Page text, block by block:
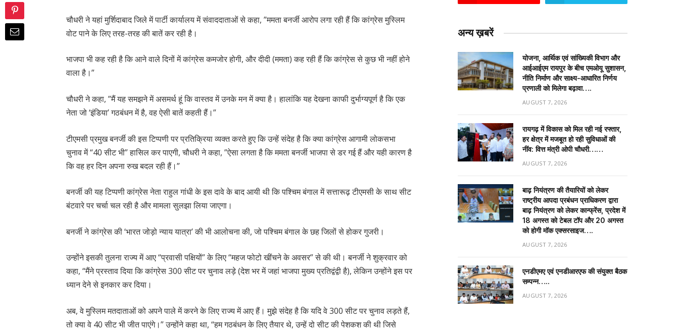
चौधरी ने यहां मुर्शिदाबाद जिले में पार्टी कार्यालय में संवाददाताओं से कहा, ”ममता बनर्जी आरोप लगा रही हैं कि कांग्रेस मुस्लिम
वोट पाने के लिए तरह-तरह की बातें कर रही है।
भाजपा भी कह रही है कि आने वाले दिनों में कांग्रेस कमजोर होगी, और दीदी (ममता) कह रही हैं कि कांग्रेस से कुछ भी नहीं होने
वाला है।”
चौधरी ने कहा, ”मैं यह समझने में असमर्थ हूं कि वास्तव में उनके मन में क्या है। हालांकि यह देखना काफी दुर्भाग्यपूर्ण है कि एक
नेता जो ‘इंडिया’ गठबंधन में है, वह ऐसी बातें कहती हैं।”
टीएमसी प्रमुख बनर्जी की इस टिप्पणी पर प्रतिक्रिया व्यक्त करते हुए कि उन्हें संदेह है कि क्या कांग्रेस आगामी लोकसभा
चुनाव में “40 सीट भी” हासिल कर पाएगी, चौधरी ने कहा, ”ऐसा लगता है कि ममता बनर्जी भाजपा से डर गई हैं और यही कारण है
कि वह हर दिन अपना रुख बदल रही हैं।”
बनर्जी की यह टिप्पणी कांग्रेस नेता राहुल गांधी के इस दावे के बाद आयी थी कि पश्चिम बंगाल में सत्तारूढ़ टीएमसी के साथ सीट
बंटवारे पर चर्चा चल रही है और मामला सुलझा लिया जाएगा।
बनर्जी ने कांग्रेस की ‘भारत जोड़ो न्याय यात्रा’ की भी आलोचना की, जो पश्चिम बंगाल के छह जिलों से होकर गुजरी।
उन्होंने इसकी तुलना राज्य में आए “प्रवासी पक्षियों” के लिए “महज फोटो खींचने के अवसर” से की थी। बनर्जी ने शुक्रवार को
कहा, “मैंने प्रस्ताव दिया कि कांग्रेस 300 सीट पर चुनाव लड़े (देश भर में जहां भाजपा मुख्य प्रतिद्वंद्वी है), लेकिन उन्होंने इस पर
ध्यान देने से इनकार कर दिया।
अब, वे मुस्लिम मतदाताओं को अपने पाले में करने के लिए राज्य में आए हैं। मुझे संदेह है कि यदि वे 300 सीट पर चुनाव लड़ते हैं,
तो क्या वे 40 सीट भी जीत पाएंगे।” उन्होंने कहा था, “हम गठबंधन के लिए तैयार थे, उन्हें दो सीट की पेशकश की थी जिसे
अन्य ख़बरें
योजना, आर्थिक एवं सांख्यिकी विभाग और
आईआईएम रायपुर के बीच एमओयू सुशासन,
नीति निर्माण और साक्ष्य-आधारित निर्णय
प्रणाली को मिलेगा बढ़ावा….
AUGUST 7, 2026
रायगढ़ में विकास को मिल रही नई रफ्तार,
हर क्षेत्र में मजबूत हो रही सुविधाओं की
नींव: वित्त मंत्री ओपी चौधरी……
AUGUST 7, 2026
बाढ़ नियंत्रण की तैयारियों को लेकर
राष्ट्रीय आपदा प्रबंधन प्राधिकरण द्वारा
बाढ़ नियंत्रण को लेकर कान्फ्रेंस, प्रदेश में
18 अगस्त को टेबल टॉप और 20 अगस्त
को होगी मॉक एक्सरसाइज….
AUGUST 7, 2026
एनडीएमए एवं एनडीआरएफ की संयुक्त बैठक
सम्पन्न…..
AUGUST 7, 2026